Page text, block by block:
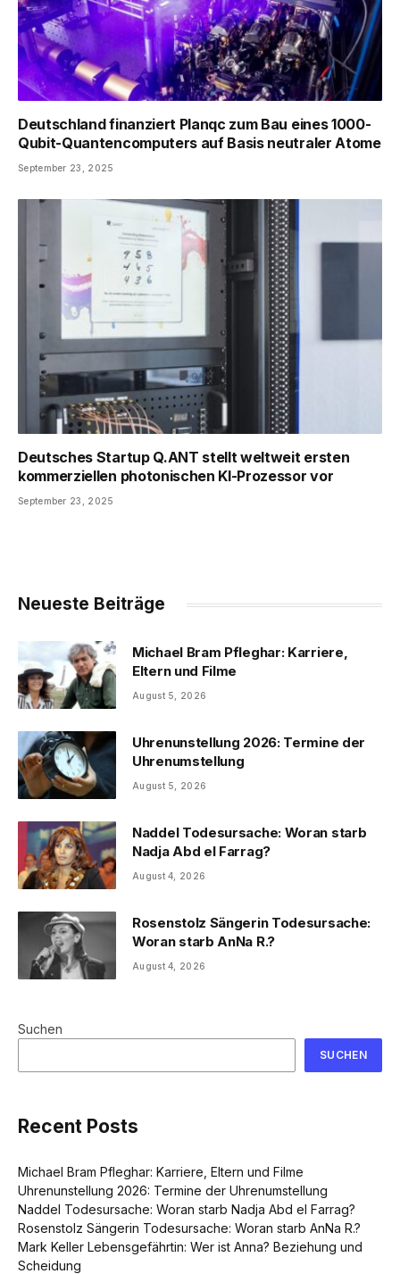
Deutschland finanziert Planqc zum Bau eines 1000-
Qubit-Quantencomputers auf Basis neutraler Atome
September 23, 2025
Deutsches Startup Q.ANT stellt weltweit ersten
kommerziellen photonischen KI-Prozessor vor
September 23, 2025
Neueste Beiträge
Michael Bram Pfleghar: Karriere,
Eltern und Filme
August 5, 2026
Uhrenunstellung 2026: Termine der
Uhrenumstellung
August 5, 2026
Naddel Todesursache: Woran starb
Nadja Abd el Farrag?
August 4, 2026
Rosenstolz Sängerin Todesursache:
Woran starb AnNa R.?
August 4, 2026
Suchen
SUCHEN
Recent Posts
Michael Bram Pfleghar: Karriere, Eltern und Filme
Uhrenunstellung 2026: Termine der Uhrenumstellung
Naddel Todesursache: Woran starb Nadja Abd el Farrag?
Rosenstolz Sängerin Todesursache: Woran starb AnNa R.?
Mark Keller Lebensgefährtin: Wer ist Anna? Beziehung und
Scheidung